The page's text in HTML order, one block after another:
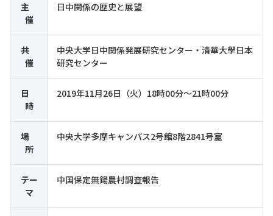
主
催
日中関係の歴史と展望
共
催
中央大学日中関係発展研究センター・清華大學日本
研究センター
日
時
2019年11月26日（火）18時00分～21時00分
場
所
中央大学多摩キャンパス2号館8階2841号室
テー
マ
中国保定無鍚農村調査報告